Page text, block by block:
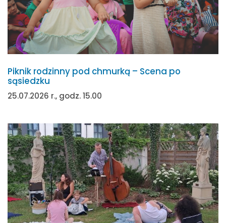
Piknik rodzinny pod chmurką – Scena po
sąsiedzku
25.07.2026 r., godz. 15.00